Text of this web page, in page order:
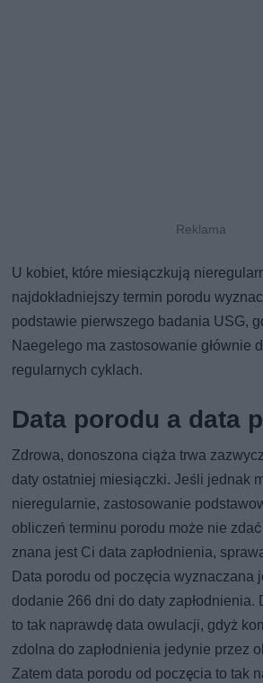
U kobiet, które miesiączkują
najdokładniejszy termin porodu
podstawie pierwszego badania USG,
Naegelego ma zastosowanie głównie
regularnych cyklach.
Data porodu a data
Zdrowa, donoszona ciąża trwa
daty ostatniej miesiączki. Jeśli jednak
nieregularnie, zastosowanie
obliczeń terminu porodu może nie
znana jest Ci data zapłodnienia,
Data porodu od poczęcia wyznaczana
dodanie 266 dni do daty zapłodnienia.
to tak naprawdę data owulacji, gdyż
zdolna do zapłodnienia jedynie przez
Zatem data porodu od poczęcia to tak